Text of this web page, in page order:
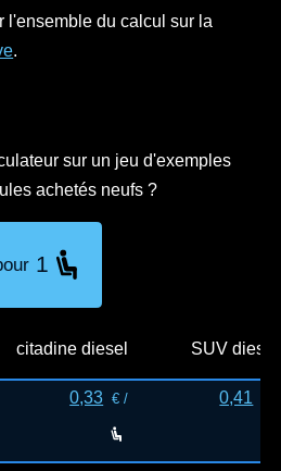
l'ensemble du calcul sur la
.
sur un jeu d'exemples
achetés neufs ?
1
citadine diesel SUV diesel
0,33 € / 0,41